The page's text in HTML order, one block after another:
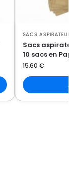
SACS
Sacs
10 sacs en
15,60 €